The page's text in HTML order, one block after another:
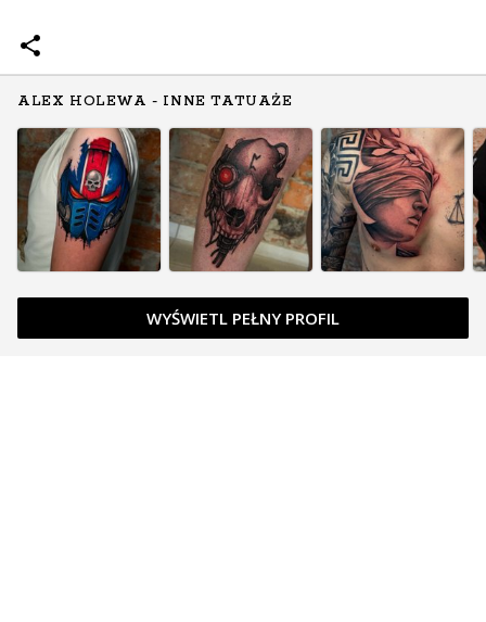
ALEX HOLEWA - INNE TATUAŻE
WYŚWIETL PEŁNY PROFIL